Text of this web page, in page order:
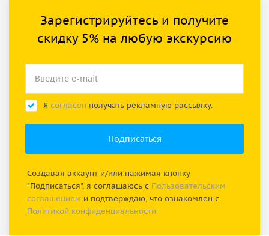
Зарегистрируйтесь и получите
скидку 5% на любую экскурсию
Я согласен получать рекламную рассылку.
Создавая аккаунт и/или нажимая кнопку
"Подписаться", я соглашаюсь с Пользовательским
соглашением и подтверждаю, что ознакомлен с
Политикой конфиденциальности